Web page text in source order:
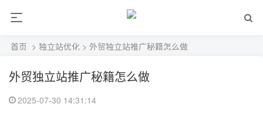
首页 > 独立站优化 > 外贸独立站推广秘籍怎么做
外贸独立站推广秘籍怎么做
2025-07-30 14:31:14